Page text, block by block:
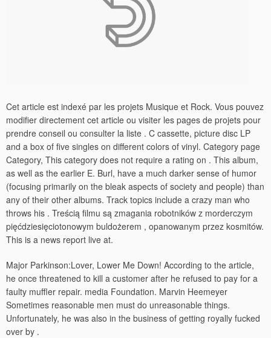
Cet article est indexé par les projets Musique et Rock. Vous pouvez
modifier directement cet article ou visiter les pages de projets pour
prendre conseil ou consulter la liste . C cassette, picture disc LP
and a box of five singles on different colors of vinyl. Category page
Category, This category does not require a rating on . This album,
as well as the earlier E. Burl, have a much darker sense of humor
(focusing primarily on the bleak aspects of society and people) than
any of their other albums. Track topics include a crazy man who
throws his . Treścią filmu są zmagania robotników z morderczym
pięćdziesięciotonowym buldożerem , opanowanym przez kosmitów.
This is a news report live at.
Major Parkinson:Lover, Lower Me Down! According to the article,
he once threatened to kill a customer after he refused to pay for a
faulty muffler repair. media Foundation. Marvin Heemeyer
Sometimes reasonable men must do unreasonable things.
Unfortunately, he was also in the business of getting royally fucked
over by .